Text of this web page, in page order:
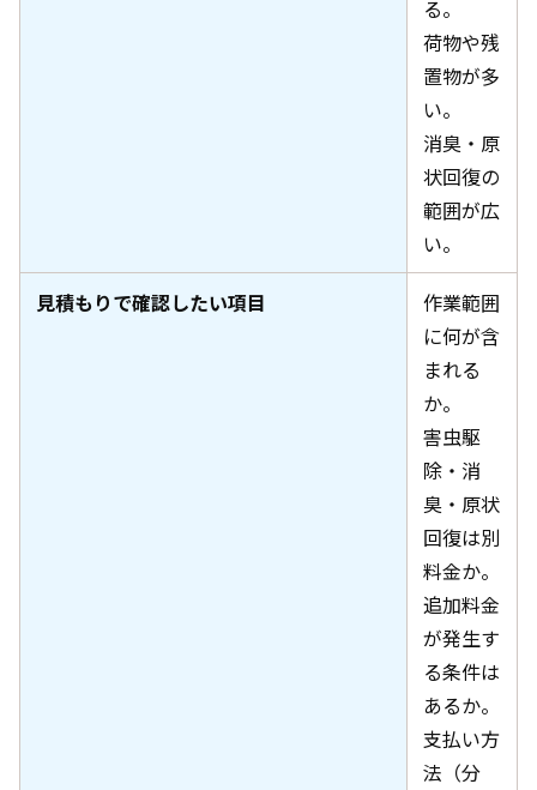
る。
荷物や残
置物が多
い。
消臭・原
状回復の
範囲が広
い。
見積もりで確認したい項目
作業範囲
に何が含
まれる
か。
害虫駆
除・消
臭・原状
回復は別
料金か。
追加料金
が発生す
る条件は
あるか。
支払い方
法（分